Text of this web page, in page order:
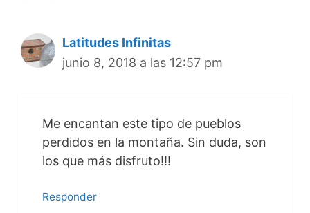
Latitudes Infinitas
junio 8, 2018 a las 12:57 pm
Me encantan este tipo de pueblos
perdidos en la montaña. Sin duda, son
los que más disfruto!!!
Responder